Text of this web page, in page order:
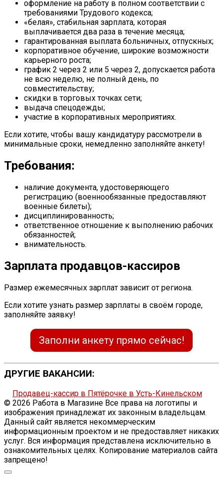
оформление на работу в полном соответствии с
требованиями Трудового кодекса;
«белая», стабильная зарплата, которая
выплачивается два раза в течение месяца;
гарантированная выплата больничных, отпускных;
корпоративное обучение, широкие возможности
карьерного роста;
график 2 через 2 или 5 через 2, допускается работа
не всю неделю, не полный день, по
совместительству;
скидки в торговых точках сети;
выдача спецодежды;
участие в корпоративных мероприятиях.
Если хотите, чтобы вашу кандидатуру рассмотрели в
минимальные сроки, немедленно заполняйте анкету!
Требования:
наличие документа, удостоверяющего
регистрацию (военнообязанные предоставляют
военные билеты);
дисциплинированность;
ответственное отношение к выполнению рабочих
обязанностей;
внимательность.
Зарплата продавцов-кассиров
Размер ежемесячных зарплат зависит от региона.
Если хотите узнать размер зарплаты в своём городе,
заполняйте заявку!
Заполни анкету прямо сейчас!
ДРУГИЕ ВАКАНСИИ:
Продавец-кассир в Пятёрочке в Усть-Кинельском
© 2026 Работа в Магазине Все права на логотипы и
изображения принадлежат их законным владельцам.
Данный сайт является некоммерческим
информационным проектом и не предоставляет никаких
услуг. Вся информация представлена исключительно в
ознакомительных целях. Копирование материалов сайта
запрещено!